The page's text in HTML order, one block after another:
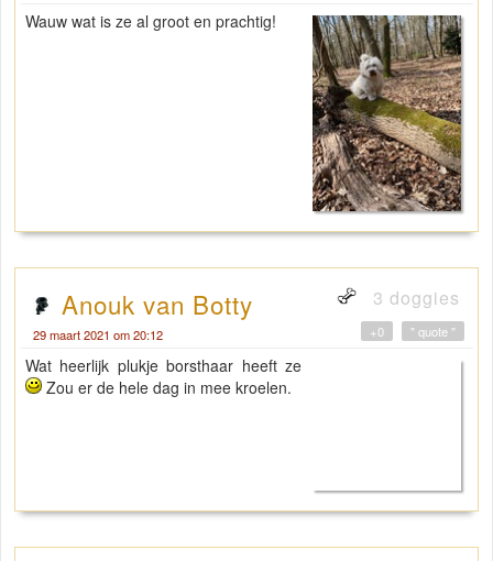
Wauw wat is ze al groot en prachtig!
Anouk van Botty 3 doggies
29 maart 2021 om 20:12 " quote "
+0
Wat heerlijk plukje borsthaar heeft ze
Zou er de hele dag in mee kroelen.